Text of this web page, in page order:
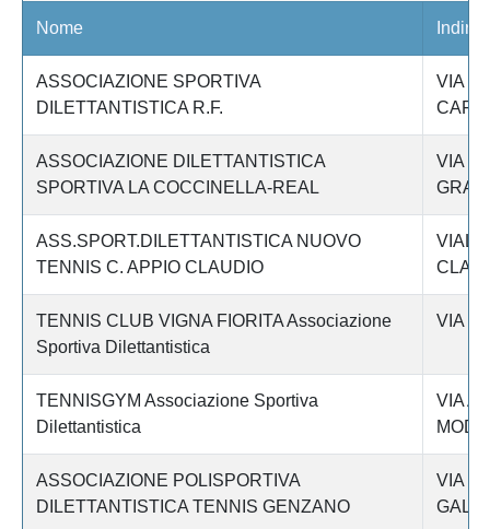
Nome
ASSOCIAZIONE SPORTIVA
DILETTANTISTICA R.F.
VIA
ASSOCIAZIONE DILETTANTISTICA
SPORTIVA LA COCCINELLA-REAL
VIA
ASS.SPORT.DILETTANTISTICA NUOVO
TENNIS C. APPIO CLAUDIO
VIALE
TENNIS CLUB VIGNA FIORITA Associazione
Sportiva Dilettantistica
VIA
TENNISGYM Associazione Sportiva
Dilettantistica
VIA
ASSOCIAZIONE POLISPORTIVA
DILETTANTISTICA TENNIS GENZANO
VIA